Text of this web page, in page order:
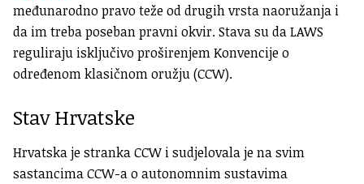
međunarodno pravo teže od drugih vrsta naoružanja i
da im treba poseban pravni okvir. Stava su da LAWS
reguliraju isključivo proširenjem Konvencije o
određenom klasičnom oružju (CCW).
Stav Hrvatske
Hrvatska je stranka CCW i sudjelovala je na svim
sastancima CCW-a o autonomnim sustavima